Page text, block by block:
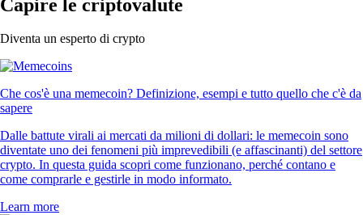
Capire le criptovalute
Diventa un esperto di crypto
Che cos'è una memecoin? Definizione, esempi e tutto quello che c'è da
sapere
Dalle battute virali ai mercati da milioni di dollari: le memecoin sono
diventate uno dei fenomeni più imprevedibili (e affascinanti) del settore
crypto. In questa guida scopri come funzionano, perché contano e
come comprarle e gestirle in modo informato.
Learn more